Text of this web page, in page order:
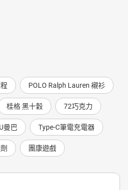
POLO Ralph Lauren 襯衫
桂格 黑十穀 72巧克力
曼巴 Type-C筆電充電器
團康遊戲